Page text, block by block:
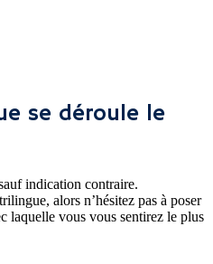
se déroule le
indication contraire.
alors n’hésitez pas à poser
laquelle vous vous sentirez le plus